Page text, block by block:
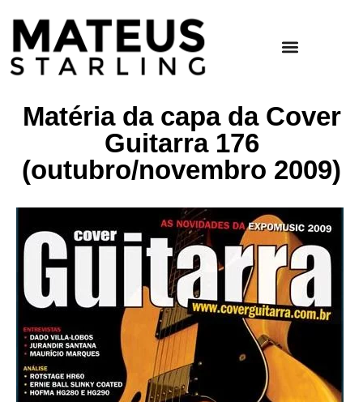
Matéria da capa da Cover
Guitarra 176
(outubro/novembro 2009)